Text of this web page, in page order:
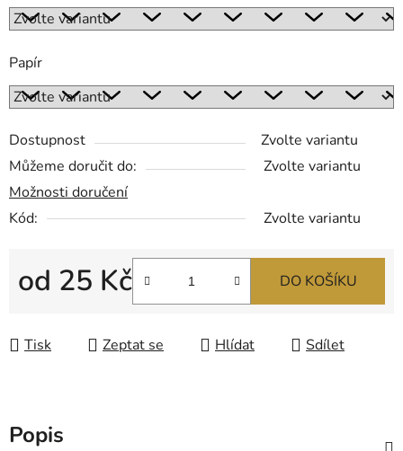
Papír
Dostupnost
Zvolte variantu
Můžeme doručit do:
Zvolte variantu
Možnosti doručení
Kód:
Zvolte variantu
od 25 Kč DO KOŠÍKU
Tisk Zeptat se Hlídat Sdílet
Popis